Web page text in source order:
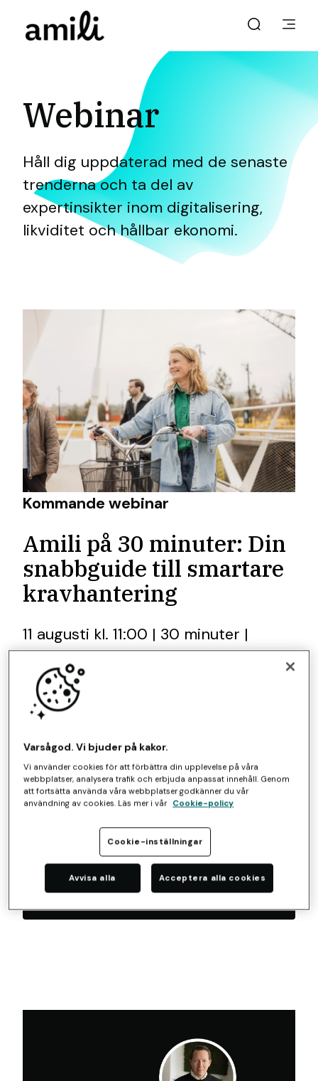
Webinar
Håll dig uppdaterad med de senaste
trenderna och ta del av
expertinsikter inom digitalisering,
likviditet och hållbar ekonomi.
Kommande webinar
Amili på 30 minuter: Din
snabbguide till smartare
kravhantering
11 augusti kl. 11:00 | 30 minuter |
Kostnadsfritt
Välkommen till en digital genomgång
av Amilis mest värdefulla funktioner
på 30 effektiva minuter. Våra
specialister Jimmy och Hannes
guidar dig genom plattformens
möjligheter och delar konkreta tips
och tricks för att effektivisera din
kravhantering.
Varsågod. Vi bjuder på kakor.
Vi använder cookies för att förbättra din upplevelse på våra
webbplatser, analysera trafik och erbjuda anpassat innehåll. Genom
att fortsätta använda våra webbplatser godkänner du vår
användning av cookies. Läs mer i vår Cookie-policy
Cookie-inställningar
Avvisa alla Acceptera alla cookies